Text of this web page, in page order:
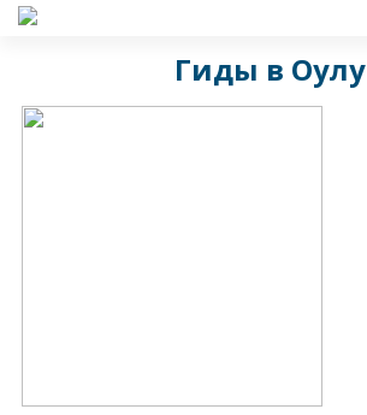
Гиды в Оулу